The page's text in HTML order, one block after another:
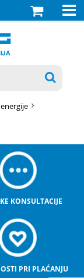


KONSULTACIJE
PRI PLAĆANJU